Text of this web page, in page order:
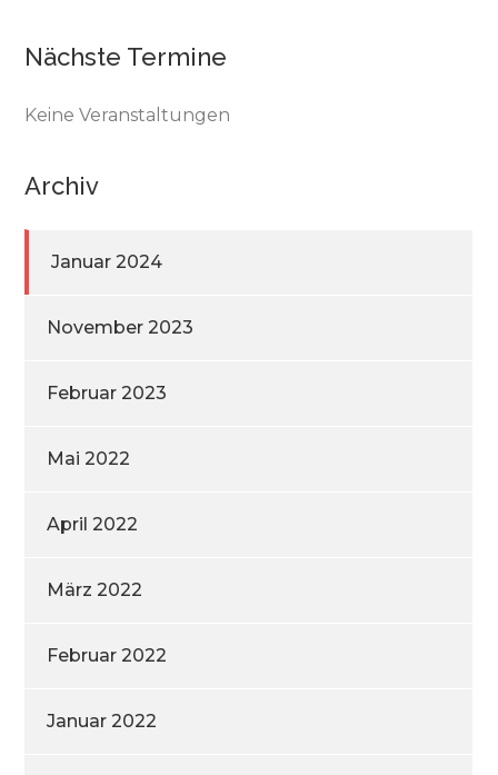
Nächste Termine
Keine Veranstaltungen
Archiv
Januar 2024
November 2023
Februar 2023
Mai 2022
April 2022
März 2022
Februar 2022
Januar 2022